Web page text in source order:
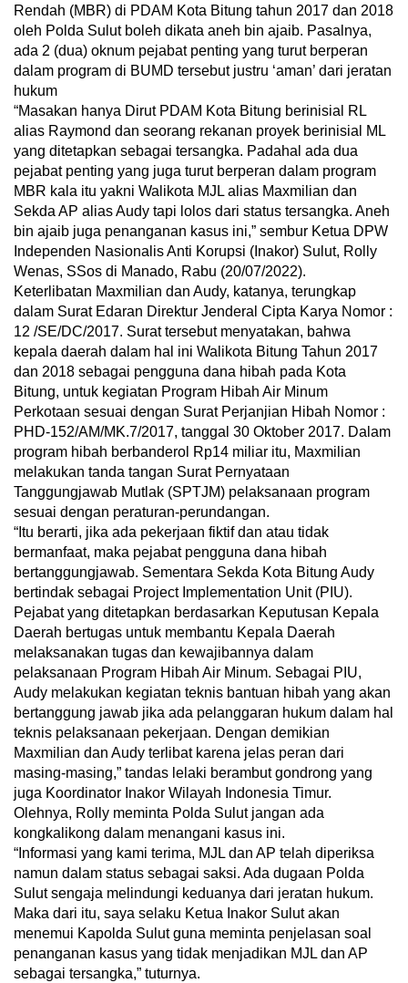
Rendah (MBR) di PDAM Kota Bitung tahun 2017 dan 2018
oleh Polda Sulut boleh dikata aneh bin ajaib. Pasalnya,
ada 2 (dua) oknum pejabat penting yang turut berperan
dalam program di BUMD tersebut justru ‘aman’ dari jeratan
hukum
“Masakan hanya Dirut PDAM Kota Bitung berinisial RL
alias Raymond dan seorang rekanan proyek berinisial ML
yang ditetapkan sebagai tersangka. Padahal ada dua
pejabat penting yang juga turut berperan dalam program
MBR kala itu yakni Walikota MJL alias Maxmilian dan
Sekda AP alias Audy tapi lolos dari status tersangka. Aneh
bin ajaib juga penanganan kasus ini,” sembur Ketua DPW
Independen Nasionalis Anti Korupsi (Inakor) Sulut, Rolly
Wenas, SSos di Manado, Rabu (20/07/2022).
Keterlibatan Maxmilian dan Audy, katanya, terungkap
dalam Surat Edaran Direktur Jenderal Cipta Karya Nomor :
12 /SE/DC/2017. Surat tersebut menyatakan, bahwa
kepala daerah dalam hal ini Walikota Bitung Tahun 2017
dan 2018 sebagai pengguna dana hibah pada Kota
Bitung, untuk kegiatan Program Hibah Air Minum
Perkotaan sesuai dengan Surat Perjanjian Hibah Nomor :
PHD-152/AM/MK.7/2017, tanggal 30 Oktober 2017. Dalam
program hibah berbanderol Rp14 miliar itu, Maxmilian
melakukan tanda tangan Surat Pernyataan
Tanggungjawab Mutlak (SPTJM) pelaksanaan program
sesuai dengan peraturan-perundangan.
“Itu berarti, jika ada pekerjaan fiktif dan atau tidak
bermanfaat, maka pejabat pengguna dana hibah
bertanggungjawab. Sementara Sekda Kota Bitung Audy
bertindak sebagai Project Implementation Unit (PIU).
Pejabat yang ditetapkan berdasarkan Keputusan Kepala
Daerah bertugas untuk membantu Kepala Daerah
melaksanakan tugas dan kewajibannya dalam
pelaksanaan Program Hibah Air Minum. Sebagai PIU,
Audy melakukan kegiatan teknis bantuan hibah yang akan
bertanggung jawab jika ada pelanggaran hukum dalam hal
teknis pelaksanaan pekerjaan. Dengan demikian
Maxmilian dan Audy terlibat karena jelas peran dari
masing-masing,” tandas lelaki berambut gondrong yang
juga Koordinator Inakor Wilayah Indonesia Timur.
Olehnya, Rolly meminta Polda Sulut jangan ada
kongkalikong dalam menangani kasus ini.
“Informasi yang kami terima, MJL dan AP telah diperiksa
namun dalam status sebagai saksi. Ada dugaan Polda
Sulut sengaja melindungi keduanya dari jeratan hukum.
Maka dari itu, saya selaku Ketua Inakor Sulut akan
menemui Kapolda Sulut guna meminta penjelasan soal
penanganan kasus yang tidak menjadikan MJL dan AP
sebagai tersangka,” tuturnya.